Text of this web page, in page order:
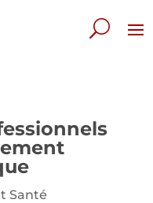
Santé